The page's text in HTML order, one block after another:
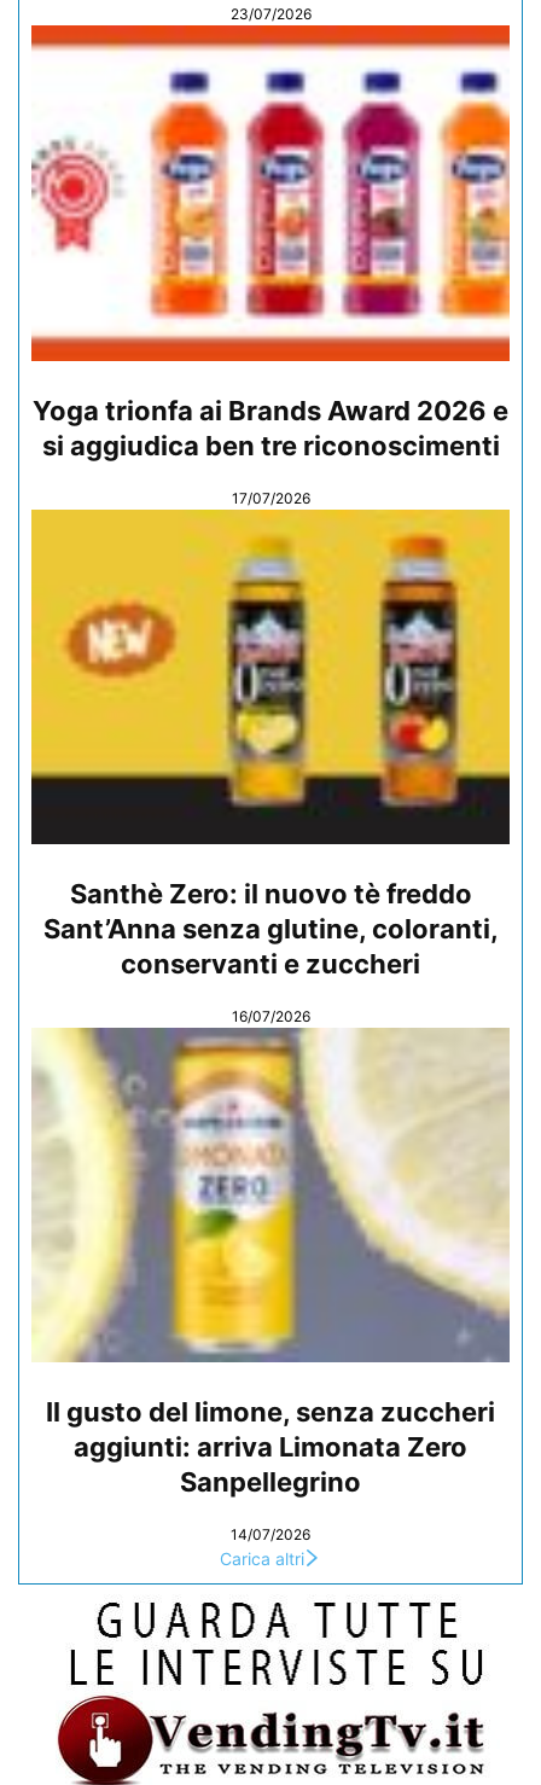
23/07/2026
Yoga trionfa ai Brands Award 2026 e
si aggiudica ben tre riconoscimenti
17/07/2026
Santhè Zero: il nuovo tè freddo
Sant’Anna senza glutine, coloranti,
conservanti e zuccheri
16/07/2026
Il gusto del limone, senza zuccheri
aggiunti: arriva Limonata Zero
Sanpellegrino
14/07/2026
Carica altri